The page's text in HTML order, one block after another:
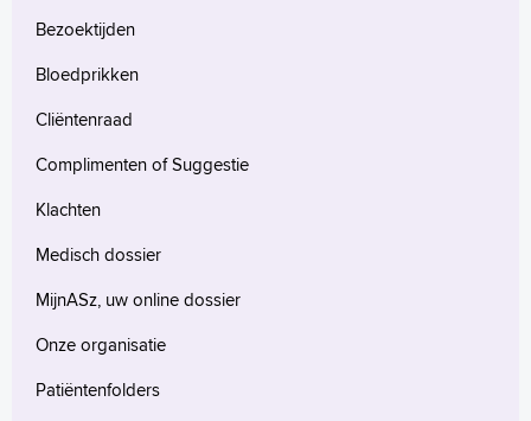
Bezoektijden
Bloedprikken
Cliëntenraad
Complimenten of Suggestie
Klachten
Medisch dossier
MijnASz, uw online dossier
Onze organisatie
Patiëntenfolders